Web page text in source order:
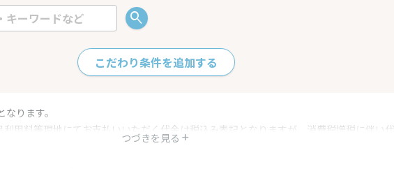
こだわり条件を追加する
つづきを見る
ります。
用料等現地にてお支払いいただく代金は税込み表記となりますが、消費税増税に伴い